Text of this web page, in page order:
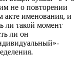
не о повторении
именования, и
ли такой момент
ли он